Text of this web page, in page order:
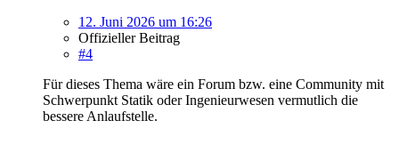
12. Juni 2026 um 16:26
Offizieller Beitrag
#4
Für dieses Thema wäre ein Forum bzw. eine Community mit
Schwerpunkt Statik oder Ingenieurwesen vermutlich die
bessere Anlaufstelle.